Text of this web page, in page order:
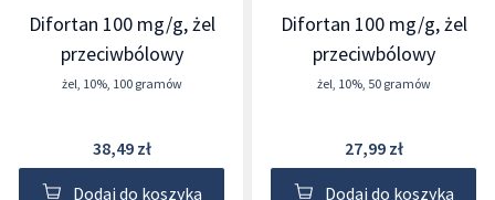
Difortan 100 mg/g, żel
przeciwbólowy
żel, 10%, 100 gramów
38,49 zł
Dodaj do koszyka
Difortan 100 mg/g, żel
przeciwbólowy
żel, 10%, 50 gramów
27,99 zł
Dodaj do koszyka